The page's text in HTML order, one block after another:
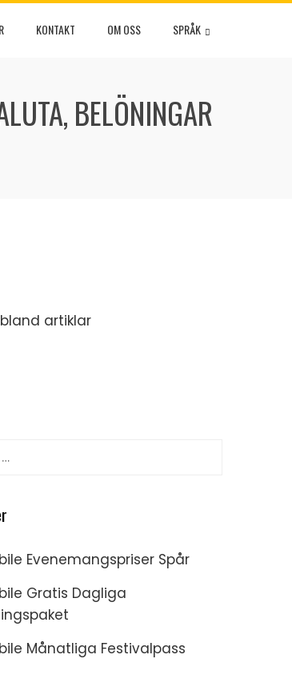
KONTAKT OM OSS SPRÅK
BELÖNINGAR
artiklar
Evenemangspriser Spår
Gratis Dagliga
Månatliga Festivalpass